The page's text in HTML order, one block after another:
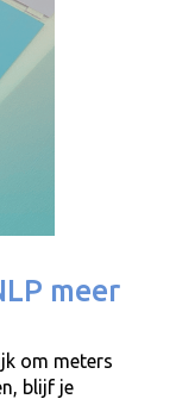
meer
om meters
blijf je